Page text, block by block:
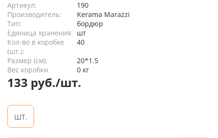
Артикул:
190
Производитель:
Kerama Marazzi
Тип:
бордюр
Единица хранения: шт
Кол-во в коробке
(шт.):
40
Размер (см):
20*1.5
Вес коробки
0 кг
133 руб./шт.
шт.